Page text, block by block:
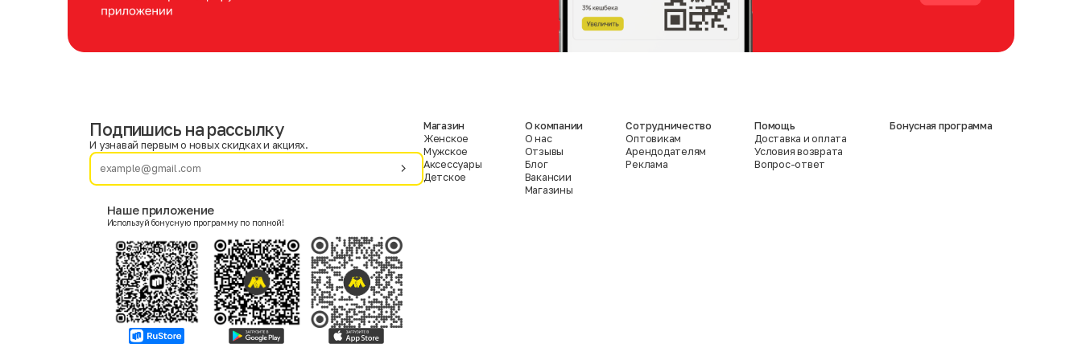
Фамилия
Женский
Согласие на получение чеков по электронной почте
Подпишись на рассылку
И узнавай первым о новых скидках и акциях.
Наше приложение
Используй бонусную программу по полной!
Магазин
Женское
Мужское
Аксессуары
Детское
О компании
О нас
Отзывы
Блог
Вакансии
Магазины
Сотрудничество
Оптовикам
Арендодателям
Реклама
Помощь
Доставка и оплата
Условия возврата
Вопрос-ответ
Бонусная программа